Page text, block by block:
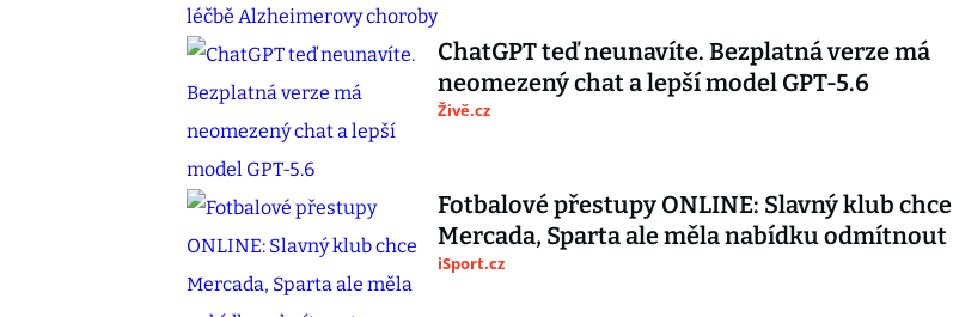
ChatGPT teď neunavíte. Bezplatná verze má
neomezený chat a lepší model GPT-5.6
Živě.cz
Fotbalové přestupy ONLINE: Slavný klub chce
Mercada, Sparta ale měla nabídku odmítnout
iSport.cz